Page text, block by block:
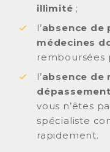
illimité ;
l’absence de
médecines
remboursées
l’absence de
vous n’êtes
spécialiste
rapidement.